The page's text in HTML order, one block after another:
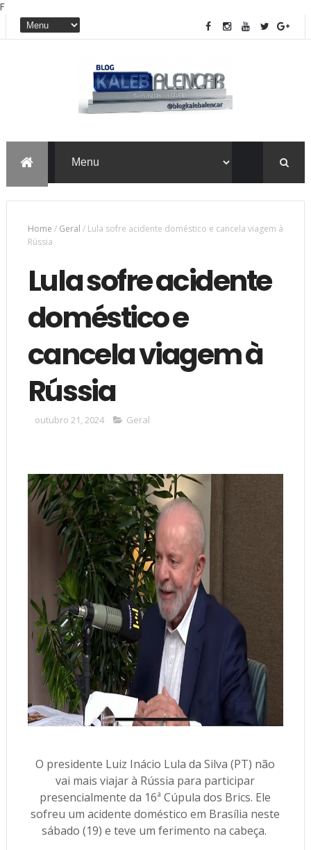
F
Home / Geral / Lula sofre acidente doméstico e cancela viagem à
Rússia
Lula sofre acidente
doméstico e
cancela viagem à
Rússia
outubro 21, 2024 Geral
O presidente Luiz Inácio Lula da Silva (PT) não
vai mais viajar à Rússia para participar
presencialmente da 16ª Cúpula dos Brics. Ele
sofreu um acidente doméstico em Brasília neste
sábado (19) e teve um ferimento na cabeça.